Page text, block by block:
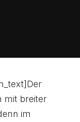
mit breiter
im